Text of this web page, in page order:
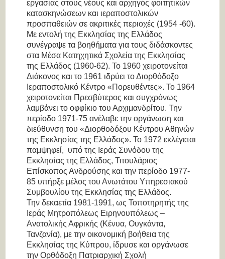
εργασίας στους νέους και αρχηγός φοιτητικών
κατασκηνώσεων και ιεραποστολικών
προσπαθειών σε ακριτικές περιοχές (1954 -60).
Με εντολή της Εκκλησίας της Ελλάδος
συνέγραψε τα βοηθήματα για τους διδάσκοντες
στα Μέσα Κατηχητικά Σχολεία της Εκκλησίας
της Ελλάδος (1960-62). Το 1960 χειροτονείται
Διάκονος και το 1961 ιδρύει το Διορθόδοξο
Ιεραποστολικό Κέντρο «Πορευθέντες». Το 1964
χειροτονείται Πρεσβύτερος και συγχρόνως
λαμβάνει το οφφίκιο του Αρχιμανδρίτου. Την
περίοδο 1971-75 ανέλαβε την οργάνωση και
διεύθυνση του «Διορθοδόξου Κέντρου Αθηνών
της Εκκλησίας της Ελλάδος». Το 1972 εκλέγεται
παμψηφεί, υπό της Ιεράς Συνόδου της
Εκκλησίας της Ελλάδος, Τιτουλάριος
Επίσκοπος Ανδρούσης και την περίοδο 1977-
85 υπήρξε μέλος του Ανωτάτου Υπηρεσιακού
Συμβουλίου της Εκκλησίας της Ελλάδος.
Την δεκαετία 1981-1991, ως Τοποτηρητής της
Ιεράς Μητροπόλεως Ειρηνουπόλεως –
Ανατολικής Αφρικής (Κένυα, Ουγκάντα,
Τανζανία), με την οικονομική βοήθεια της
Εκκλησίας της Κύπρου, ίδρυσε και οργάνωσε
την Ορθόδοξη Πατριαρχική Σχολή